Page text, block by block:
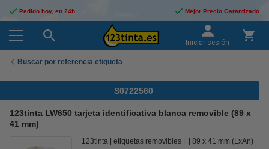
Pedido hoy, en 24h Mejor Precio Garantizado
Iniciar sesión
Buscar por referencia etiqueta
S0722560
123tinta LW650 tarjeta identificativa blanca removible (89 x
41 mm)
123tinta etiquetas removibles 89 x 41 mm (LxAn)